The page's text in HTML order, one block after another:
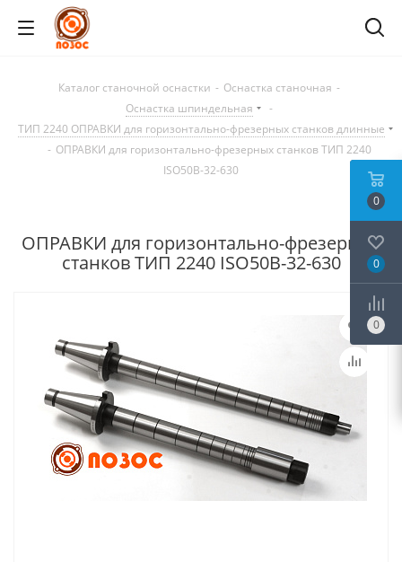
Каталог станочной оснастки - Оснастка станочная -
Оснастка шпиндельная
-
ТИП 2240 ОПРАВКИ для горизонтально-фрезерных станков длинные
- ОПРАВКИ для горизонтально-фрезерных станков ТИП 2240
ISO50B-32-630
ОПРАВКИ для горизонтально-фрезерных
станков ТИП 2240 ISO50B-32-630
0
0
0